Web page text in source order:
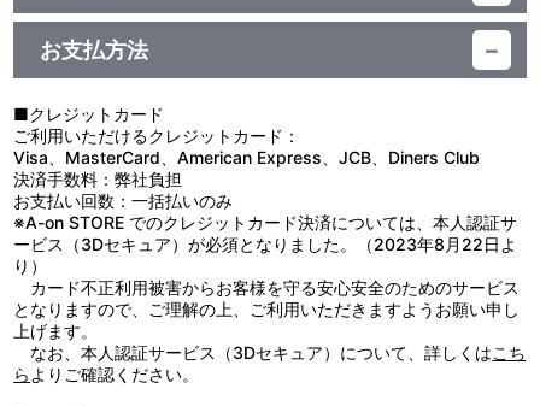
お支払方法
■クレジットカード
ご利用いただけるクレジットカード：
Visa、MasterCard、American Express、JCB、Diners Club
決済手数料：弊社負担
お支払い回数：一括払いのみ
※A-on STORE でのクレジットカード決済については、本人認証サ
ービス（3Dセキュア）が必須となりました。（2023年8月22日よ
り）
カード不正利用被害からお客様を守る安心安全のためのサービス
となりますので、ご理解の上、ご利用いただきますようお願い申し
上げます。
なお、本人認証サービス（3Dセキュア）について、詳しくはこち
ら よりご確認ください。